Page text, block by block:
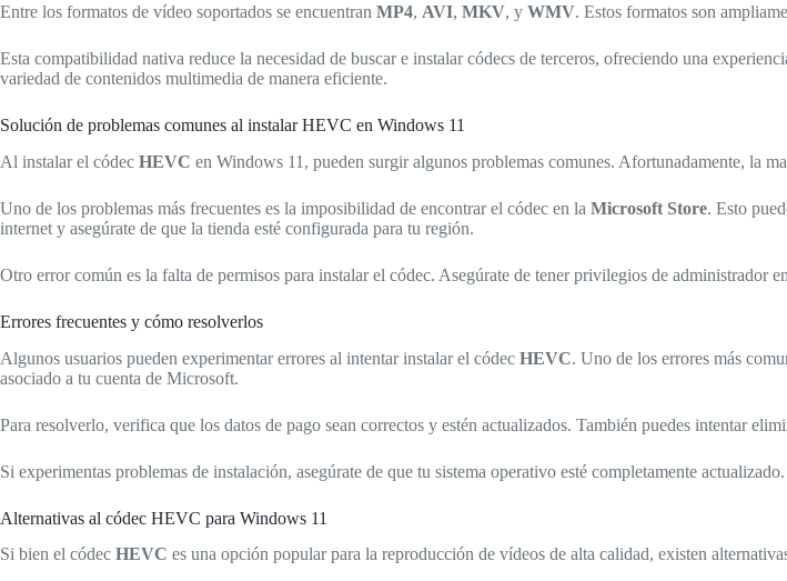
Entre los formatos de vídeo soportados se encuentran MP4, AVI, MKV, y WMV. Estos formatos son
Esta compatibilidad nativa reduce la necesidad de buscar e instalar códecs de terceros, ofreciendo una
variedad de contenidos multimedia de manera eficiente.
Solución de problemas comunes al instalar HEVC en Windows 11
Al instalar el códec HEVC en Windows 11, pueden surgir algunos problemas comunes. Afortunadamente, la
Uno de los problemas más frecuentes es la imposibilidad de encontrar el códec en la Microsoft Store. Esto
internet y asegúrate de que la tienda esté configurada para tu región.
Otro error común es la falta de permisos para instalar el códec. Asegúrate de tener privilegios de
Errores frecuentes y cómo resolverlos
Algunos usuarios pueden experimentar errores al intentar instalar el códec HEVC. Uno de los errores más
asociado a tu cuenta de Microsoft.
Para resolverlo, verifica que los datos de pago sean correctos y estén actualizados. También puedes intentar
Si experimentas problemas de instalación, asegúrate de que tu sistema operativo esté completamente
Alternativas al códec HEVC para Windows 11
Si bien el códec HEVC es una opción popular para la reproducción de vídeos de alta calidad, existen